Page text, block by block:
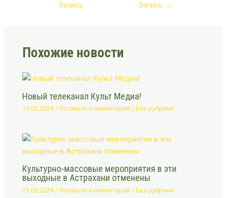
Запись
Запись →
Похожие новости
Новый телеканал Культ Медиа!
15.02.2024/Оставьте комментарий /Без рубрики
Культурно-массовые мероприятия в эти
выходные в Астрахани отменены
23.03.2024 /Оставьте комментарий /Без рубрики